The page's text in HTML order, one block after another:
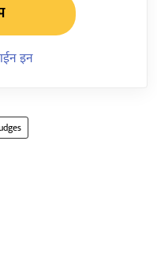
इन